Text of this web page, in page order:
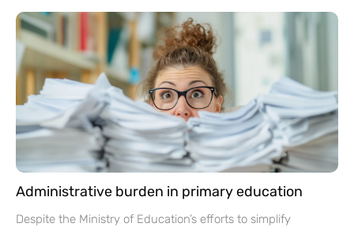
Administrative burden in primary education
Despite the Ministry of Education’s efforts to simplify